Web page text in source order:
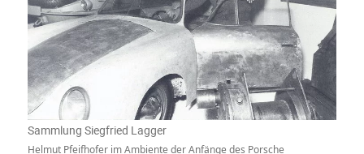
Sammlung Siegfried Lagger
Helmut Pfeifhofer im Ambiente der Anfänge des Porsche